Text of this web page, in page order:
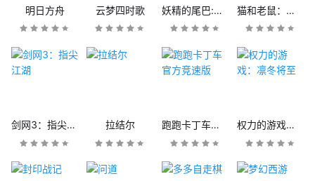
明日方舟 云梦四时歌 妖精的尾巴:魔导少年 猫和老鼠：欢乐互动
剑网3：指尖江湖 拉结尔 跑跑卡丁车官方竞速版 权力的游戏：凛冬将至